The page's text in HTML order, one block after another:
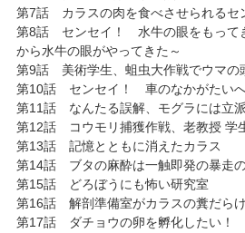
第7話 カラスの肉を食べさせられるセ
第8話 センセイ！ 水牛の眼をもって
から水牛の眼がやってきた～
第9話 美術学生、蛆虫大作戦でウマの
第10話 センセイ！ 車のなかがたいへ
第11話 なんたる誤解、モグラには立派
第12話 コウモリ捕獲作戦、老教授 学
第13話 記憶とともに消えたカラス
第14話 ブタの麻酔は一触即発の暴走
第15話 どろぼうにも怖い研究室
第16話 解剖準備室がカラスの糞だらけ
第17話 ダチョウの卵を孵化したい！